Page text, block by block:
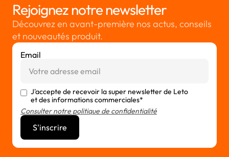
Rejoignez notre newsletter
Découvrez en avant-première nos actus, conseils
et nouveautés produit.
Email
J'accepte de recevoir la super newsletter de Leto
et des informations commerciales*
Consulter notre politique de confidentialité